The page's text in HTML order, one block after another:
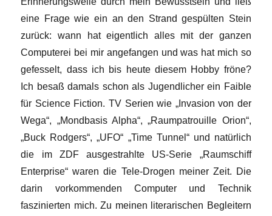
eine Frage wie ein an den Strand gespülten Stein
zurück: wann hat eigentlich alles mit der ganzen
Computerei bei mir angefangen und was hat mich so
gefesselt, dass ich bis heute diesem Hobby fröne?
Ich besaß damals schon als Jugendlicher ein Faible
für Science Fiction. TV Serien wie „Invasion von der
Wega“, „Mondbasis Alpha“, „Raumpatrouille Orion“,
„Buck Rodgers“, „UFO“ „Time Tunnel“ und natürlich
die im ZDF ausgestrahlte US-Serie „Raumschiff
Enterprise“ waren die Tele-Drogen meiner Zeit. Die
darin vorkommenden Computer und Technik
faszinierten mich. Zu meinen literarischen Begleitern